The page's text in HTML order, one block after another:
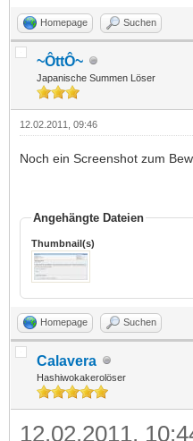
Homepage Suchen
~ÔttÔ~
Japanische Summen Löser
12.02.2011, 09:46
Noch ein Screenshot zum
Angehängte Dateien
Thumbnail(s)
Homepage Suchen
Calavera
Hashiwokakerolöser
12.02.2011,